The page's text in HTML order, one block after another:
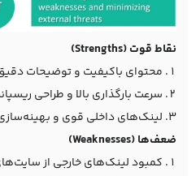
نقاط قوت (Strengths)
محتوای باکیفیت و توضیحات
سرعت بارگذاری بالا و طراحی
لینک‌های داخلی قوی و
ضعف‌ها (Weaknesses)
کمبود لینک‌های خارجی از